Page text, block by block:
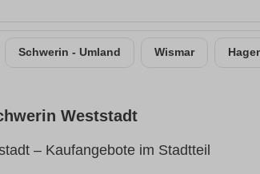
Schwerin - Umland Wismar
Weststadt
– Kaufangebote im Stadtteil